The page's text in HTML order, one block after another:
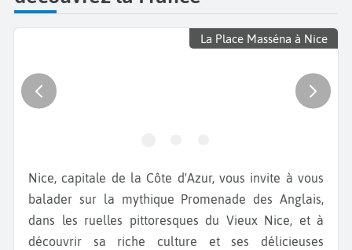
La Place Masséna à Nice
Nice, capitale de la Côte d'Azur, vous invite à vous
balader sur la mythique Promenade des Anglais,
dans les ruelles pittoresques du Vieux Nice, et à
découvrir sa riche culture et ses délicieuses